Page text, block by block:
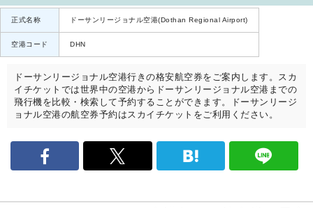
正式名称 ドーサンリージョナル空港(Dothan Regional Airport)
空港コード DHN
ドーサンリージョナル空港行きの格安航空券をご案内します。スカ
イチケットでは世界中の空港からドーサンリージョナル空港までの
飛行機を比較・検索して予約することができます。ドーサンリージ
ョナル空港の航空券予約はスカイチケットをご利用ください。